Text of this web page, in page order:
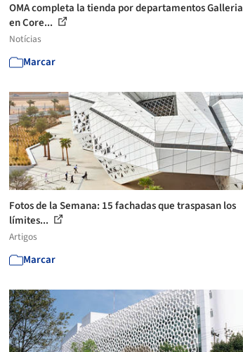
OMA completa la tienda por departamentos Galleria
en Core...
Notícias
Marcar
Fotos de la Semana: 15 fachadas que traspasan los
límites...
Artigos
Marcar